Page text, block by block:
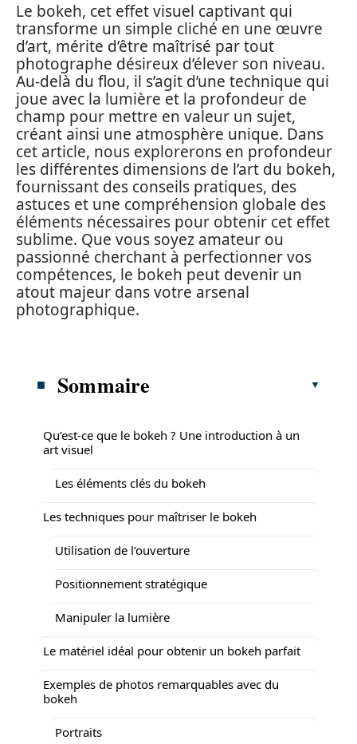
Le bokeh, cet effet visuel captivant qui
transforme un simple cliché en une œuvre
d’art, mérite d’être maîtrisé par tout
photographe désireux d’élever son niveau.
Au-delà du flou, il s’agit d’une technique qui
joue avec la lumière et la profondeur de
champ pour mettre en valeur un sujet,
créant ainsi une atmosphère unique. Dans
cet article, nous explorerons en profondeur
les différentes dimensions de l’art du bokeh,
fournissant des conseils pratiques, des
astuces et une compréhension globale des
éléments nécessaires pour obtenir cet effet
sublime. Que vous soyez amateur ou
passionné cherchant à perfectionner vos
compétences, le bokeh peut devenir un
atout majeur dans votre arsenal
photographique.
Sommaire
Qu’est-ce que le bokeh ? Une introduction à un
art visuel
Les éléments clés du bokeh
Les techniques pour maîtriser le bokeh
Utilisation de l’ouverture
Positionnement stratégique
Manipuler la lumière
Le matériel idéal pour obtenir un bokeh parfait
Exemples de photos remarquables avec du
bokeh
Portraits